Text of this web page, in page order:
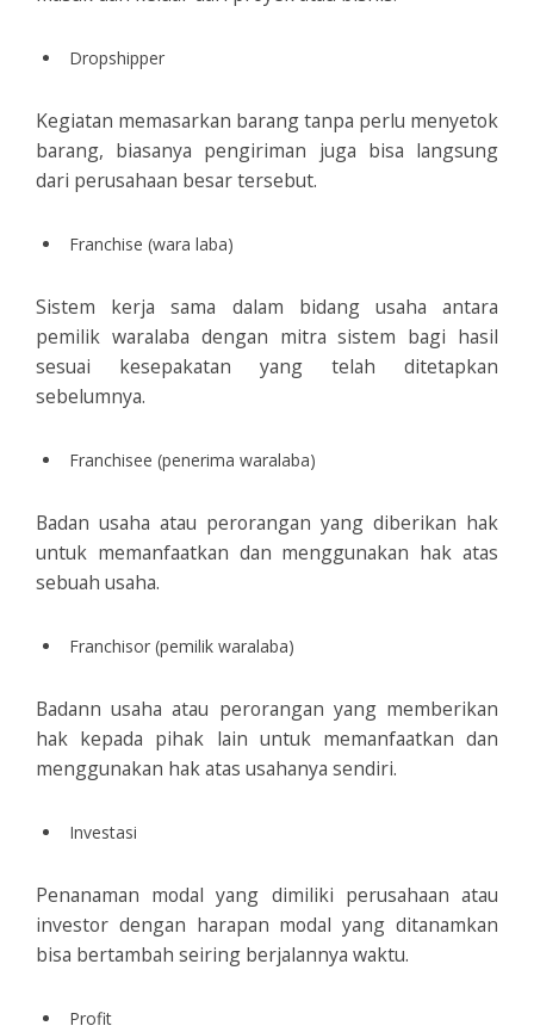
Dropshipper
Kegiatan memasarkan barang tanpa perlu menyetok
barang, biasanya pengiriman juga bisa langsung
dari perusahaan besar tersebut.
Franchise (wara laba)
Sistem kerja sama dalam bidang usaha antara
pemilik waralaba dengan mitra sistem bagi hasil
sesuai kesepakatan yang telah ditetapkan
sebelumnya.
Franchisee (penerima waralaba)
Badan usaha atau perorangan yang diberikan hak
untuk memanfaatkan dan menggunakan hak atas
sebuah usaha.
Franchisor (pemilik waralaba)
Badann usaha atau perorangan yang memberikan
hak kepada pihak lain untuk memanfaatkan dan
menggunakan hak atas usahanya sendiri.
Investasi
Penanaman modal yang dimiliki perusahaan atau
investor dengan harapan modal yang ditanamkan
bisa bertambah seiring berjalannya waktu.
Profit